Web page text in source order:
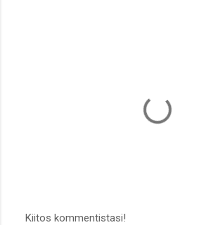
Kiitos kommentistasi!